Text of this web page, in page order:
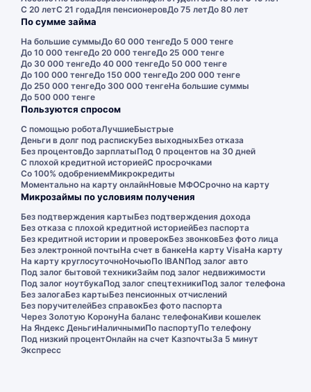
С 20 летС 21 годаДля пенсионеровДо 75 летДо 80 лет
По сумме займа
На большие суммыДо 60 000 тенгеДо 5 000 тенге
До 10 000 тенгеДо 20 000 тенгеДо 25 000 тенге
До 30 000 тенгеДо 40 000 тенгеДо 50 000 тенге
До 100 000 тенгеДо 150 000 тенгеДо 200 000 тенге
До 250 000 тенгеДо 300 000 тенгеНа большие суммы
До 500 000 тенге
Пользуются спросом
С помощью роботаЛучшиеБыстрые
Деньги в долг под распискуБез выходныхБез отказа
Без процентовДо зарплатыПод 0 процентов на 30 дней
С плохой кредитной историейС просрочками
Со 100% одобрениемМикрокредиты
Моментально на карту онлайнНовые МФОСрочно на карту
Микрозаймы по условиям получения
Без подтверждения картыБез подтверждения дохода
Без отказа с плохой кредитной историейБез паспорта
Без кредитной истории и проверокБез звонковБез фото лица
Без электронной почтыНа счет в банкеНа карту VisaНа карту
На карту круглосуточноНочьюПо IBANПод залог авто
Под залог бытовой техникиЗайм под залог недвижимости
Под залог ноутбукаПод залог спецтехникиПод залог телефона
Без залогаБез картыБез пенсионных отчислений
Без поручителейБез справокБез фото паспорта
Через Золотую КоронуНа баланс телефонаКиви кошелек
На Яндекс ДеньгиНаличнымиПо паспортуПо телефону
Под низкий процентОнлайн на счет КазпочтыЗа 5 минут
Экспресс